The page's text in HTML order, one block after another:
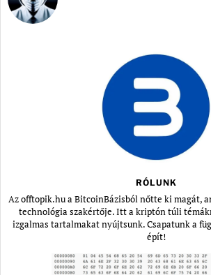
RÓLUNK
Az offtopik.hu a BitcoinBázisból nőtte ki magát,
technológia szakértője. Itt a kriptón túli
izgalmas tartalmakat nyújtsunk. Csapatunk a
épít!